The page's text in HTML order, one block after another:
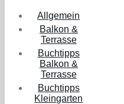
Allgemein
Balkon &
Terrasse
Buchtipps
Balkon &
Terrasse
Buchtipps
Kleingarten